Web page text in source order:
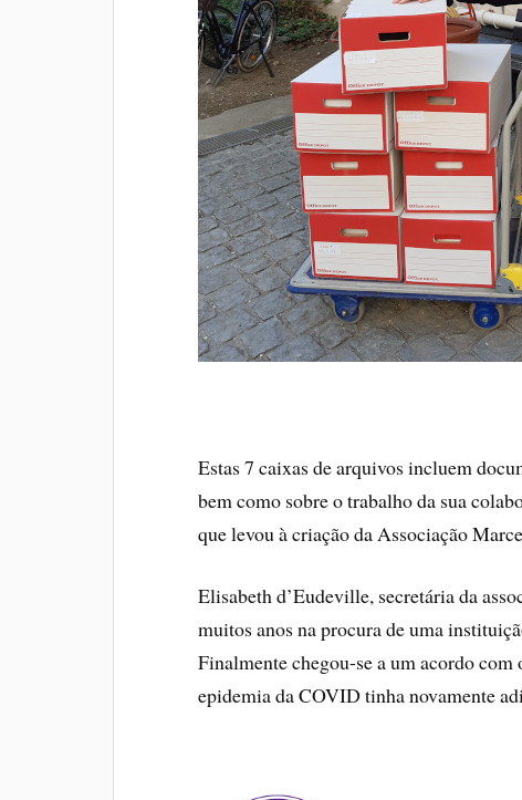
Estas 7 caixas de arquivos incluem
bem como sobre o trabalho da sua
que levou à criação da Associação
Elisabeth d’Eudeville, secretária da
muitos anos na procura de uma
Finalmente chegou-se a um acordo
epidemia da COVID tinha novamente